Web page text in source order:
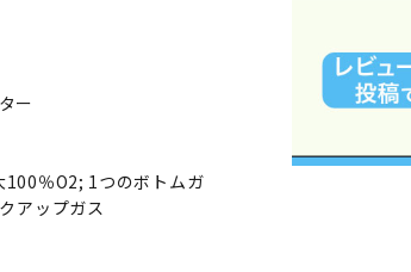
ー
100％O2; 1つのボトムガ
アップガス